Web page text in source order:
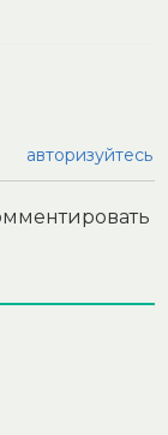
авторизуйтесь